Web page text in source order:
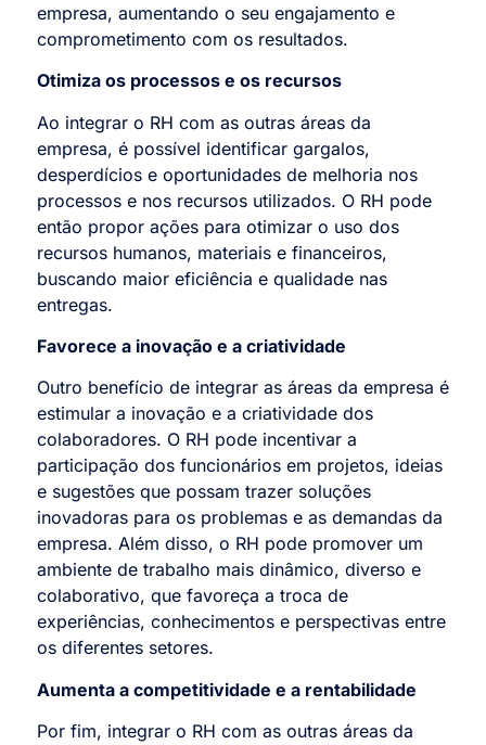
empresa, aumentando o seu engajamento e
comprometimento com os resultados.
Otimiza os processos e os recursos
Ao integrar o RH com as outras áreas da
empresa, é possível identificar gargalos,
desperdícios e oportunidades de melhoria nos
processos e nos recursos utilizados. O RH pode
então propor ações para otimizar o uso dos
recursos humanos, materiais e financeiros,
buscando maior eficiência e qualidade nas
entregas.
Favorece a inovação e a criatividade
Outro benefício de integrar as áreas da empresa é
estimular a inovação e a criatividade dos
colaboradores. O RH pode incentivar a
participação dos funcionários em projetos, ideias
e sugestões que possam trazer soluções
inovadoras para os problemas e as demandas da
empresa. Além disso, o RH pode promover um
ambiente de trabalho mais dinâmico, diverso e
colaborativo, que favoreça a troca de
experiências, conhecimentos e perspectivas entre
os diferentes setores.
Aumenta a competitividade e a rentabilidade
Por fim, integrar o RH com as outras áreas da